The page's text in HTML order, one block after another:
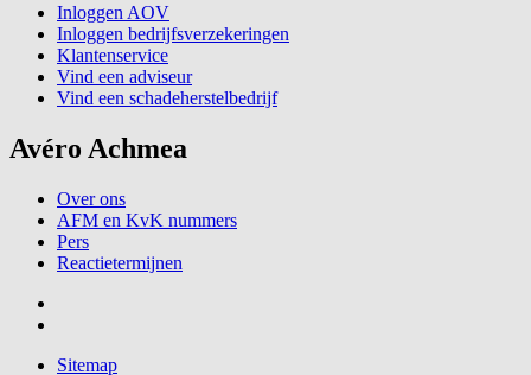
Inloggen AOV
Inloggen bedrijfsverzekeringen
Klantenservice
Vind een adviseur
Vind een schadeherstelbedrijf
Avéro Achmea
Over ons
AFM en KvK nummers
Pers
Reactietermijnen
Sitemap